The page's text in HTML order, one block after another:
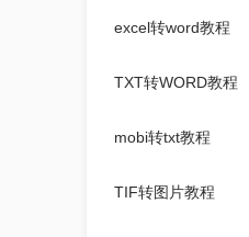
excel转word教程
TXT转WORD教程
mobi转txt教程
TIF转图片教程